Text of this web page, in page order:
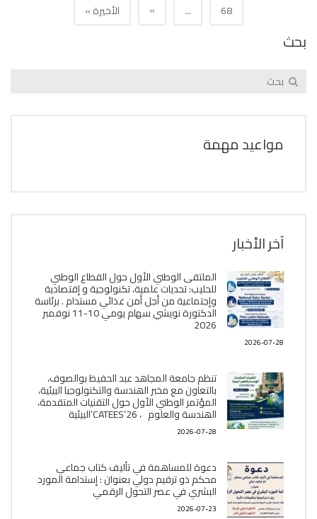
68
...
» الأخيرة »
بحث
مواعيد مهمة
آخر الأخبار
الملتقى الوطني الأول حول القطاع الوطني
للحليب: تحديات علمية، تكنولوجية و إقتصادية
وإجتماعية من أجل أمن غذائي مستدام . برئاسة
الدكتورة نويشي سهام يومي 10-11 نوفمبر
2026
2026-07-28
تنظم جامعة المجاهد عبد الحفيظ بوالصوف،
بالتعاون مع مخبر الھندسة والتكنولوجيا البیئیة،
المؤتمر الوطني الأول حول التقنيات المتقدمة،
الھندسة والعلوم ، CATEES’26’البیئية
2026-07-28
دعوة للمساهمة في تأليف كتاب جماعي
محكم ذو ترقيم دولي بعنوان : إستدامة المورد
البشري في عصر التحول الرقمي
2026-07-23